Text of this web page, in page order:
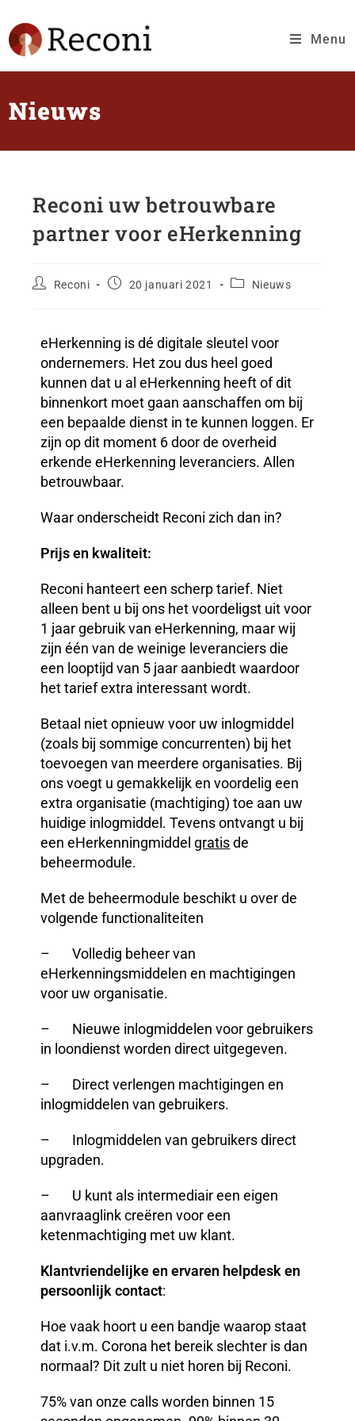
Menu
Nieuws
Reconi uw betrouwbare
partner voor eHerkenning
Reconi 20 januari 2021 Nieuws
eHerkenning is dé digitale sleutel voor
ondernemers. Het zou dus heel goed
kunnen dat u al eHerkenning heeft of dit
binnenkort moet gaan aanschaffen om bij
een bepaalde dienst in te kunnen loggen. Er
zijn op dit moment 6 door de overheid
erkende eHerkenning leveranciers. Allen
betrouwbaar.
Waar onderscheidt Reconi zich dan in?
Prijs en kwaliteit:
Reconi hanteert een scherp tarief. Niet
alleen bent u bij ons het voordeligst uit voor
1 jaar gebruik van eHerkenning, maar wij
zijn één van de weinige leveranciers die
een looptijd van 5 jaar aanbiedt waardoor
het tarief extra interessant wordt.
Betaal niet opnieuw voor uw inlogmiddel
(zoals bij sommige concurrenten) bij het
toevoegen van meerdere organisaties. Bij
ons voegt u gemakkelijk en voordelig een
extra organisatie (machtiging) toe aan uw
huidige inlogmiddel. Tevens ontvangt u bij
een eHerkenningmiddel gratisde
beheermodule.
Met de beheermodule beschikt u over de
volgende functionaliteiten
– Volledig beheer van
eHerkenningsmiddelen en machtigingen
voor uw organisatie.
– Nieuwe inlogmiddelen voor gebruikers
in loondienst worden direct uitgegeven.
– Direct verlengen machtigingen en
inlogmiddelen van gebruikers.
– Inlogmiddelen van gebruikers direct
upgraden.
– U kunt als intermediair een eigen
aanvraaglink creëren voor een
ketenmachtiging met uw klant.
Klantvriendelijke en ervaren helpdesk en
persoonlijk contact:
Hoe vaak hoort u een bandje waarop staat
dat i.v.m. Corona het bereik slechter is dan
normaal? Dit zult u niet horen bij Reconi.
75% van onze calls worden binnen 15